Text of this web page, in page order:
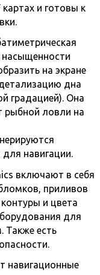
и готовы к
насыщенности
на экране
дна
градацией). Она
рыбной ловли на
навигации.
включают в себя
приливов
и цвета
для
Также есть
навигационные